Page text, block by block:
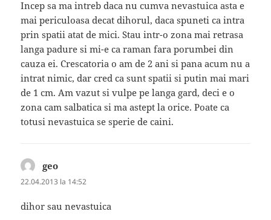
Incep sa ma intreb daca nu cumva nevastuica asta e
mai periculoasa decat dihorul, daca spuneti ca intra
prin spatii atat de mici. Stau intr-o zona mai retrasa
langa padure si mi-e ca raman fara porumbei din
cauza ei. Crescatoria o am de 2 ani si pana acum nu a
intrat nimic, dar cred ca sunt spatii si putin mai mari
de 1 cm. Am vazut si vulpe pe langa gard, deci e o
zona cam salbatica si ma astept la orice. Poate ca
totusi nevastuica se sperie de caini.
geo
22.04.2013 la 14:52
dihor sau nevastuica